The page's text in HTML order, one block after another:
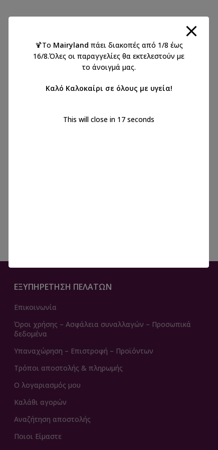
ΕΞΥΠΗΡΈΤΗΣΗ ΠΕΛΑΤΏΝ
Επικοινωνία
Όροι χρήσης – Ασφάλεια συναλλαγών – Προσωπικά
δεδομένα
Υπαναχώρηση – Επιστροφή – Προϊόντων
Τρόποι αποστολής & πληρωμής
Ο λογαριασμός μου
Καλάθι αγορών
Αναζήτηση αποστολής
Ποιοι Είμαστε
🍹Το Mairyland πάει διακοπές από 1/8 έως
16/8.Όλες οι παραγγελίες θα εκτελεστούν με
το άνοιγμά μας.
Καλό Καλοκαίρι σε όλους με υγεία!
This will close in 16 seconds